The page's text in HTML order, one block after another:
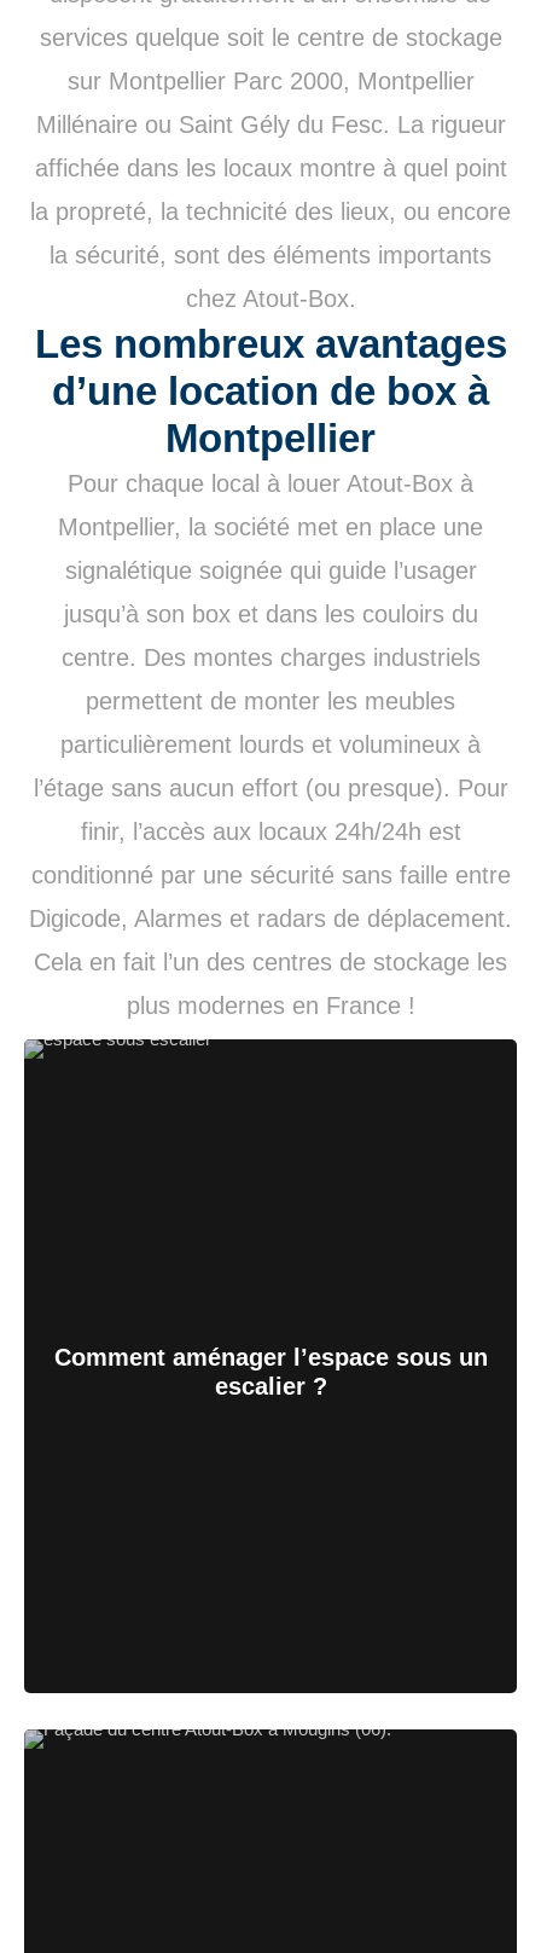
services quelque soit le centre de stockage
sur Montpellier Parc 2000, Montpellier
Millénaire ou Saint Gély du Fesc. La rigueur
affichée dans les locaux montre à quel point
la propreté, la technicité des lieux, ou encore
la sécurité, sont des éléments importants
chez Atout-Box.
Les nombreux avantages
d’une location de box à
Montpellier
Pour chaque local à louer Atout-Box à
Montpellier, la société met en place une
signalétique soignée qui guide l’usager
jusqu’à son box et dans les couloirs du
centre. Des montes charges industriels
permettent de monter les meubles
particulièrement lourds et volumineux à
l’étage sans aucun effort (ou presque). Pour
finir, l’accès aux locaux 24h/24h est
conditionné par une sécurité sans faille entre
Digicode, Alarmes et radars de déplacement.
Cela en fait l’un des centres de stockage les
plus modernes en France !
Comment aménager l’espace sous un
escalier ?